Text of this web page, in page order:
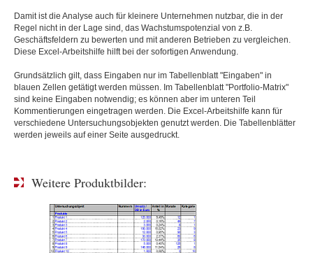
Damit ist die Analyse auch für kleinere Unternehmen nutzbar, die in der
Regel nicht in der Lage sind, das Wachstumspotenzial von z.B.
Geschäftsfeldern zu bewerten und mit anderen Betrieben zu vergleichen.
Diese Excel-Arbeitshilfe hilft bei der sofortigen Anwendung.
Grundsätzlich gilt, dass Eingaben nur im Tabellenblatt "Eingaben" in
blauen Zellen getätigt werden müssen. Im Tabellenblatt "Portfolio-Matrix"
sind keine Eingaben notwendig; es können aber im unteren Teil
Kommentierungen eingetragen werden. Die Excel-Arbeitshilfe kann für
verschiedene Untersuchungsobjekten genutzt werden. Die Tabellenblätter
werden jeweils auf einer Seite ausgedruckt.
Weitere Produktbilder: